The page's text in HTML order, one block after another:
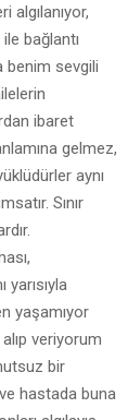
algılanıyor,
bağlantı
benim sevgili
ibaret
gelmez,
aynı
Sınır
yaşamıyor
veriyorum
bir
hastada buna